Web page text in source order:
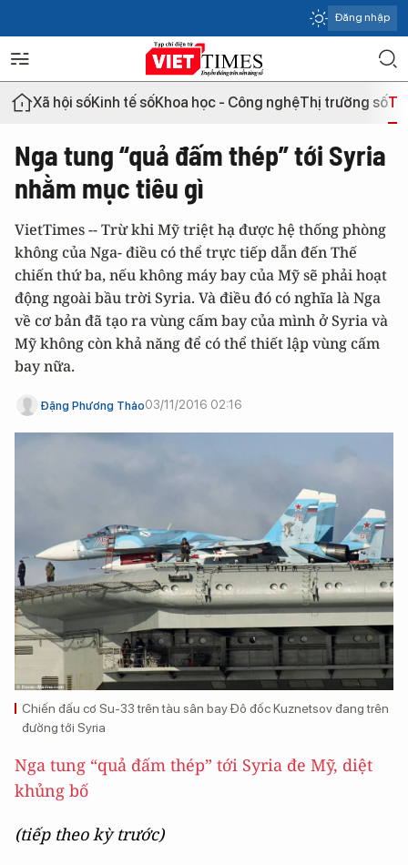
Đăng nhập
Xã hội sốKinh tế sốKhoa học - Công nghệThị trường số
Nga tung “quả đấm thép” tới Syria
nhằm mục tiêu gì
VietTimes -- Trừ khi Mỹ triệt hạ được hệ thống phòng
không của Nga- điều có thể trực tiếp dẫn đến Thế
chiến thứ ba, nếu không máy bay của Mỹ sẽ phải hoạt
động ngoài bầu trời Syria. Và điều đó có nghĩa là Nga
về cơ bản đã tạo ra vùng cấm bay của mình ở Syria và
Mỹ không còn khả năng để có thể thiết lập vùng cấm
bay nữa.
Đặng Phương Thảo03/11/2016 02:16
Chiến đấu cơ Su-33 trên tàu sân bay Đô đốc Kuznetsov đang trên
đường tới Syria
Nga tung “quả đấm thép” tới Syria đe Mỹ, diệt
khủng bố
(tiếp theo kỳ trước)